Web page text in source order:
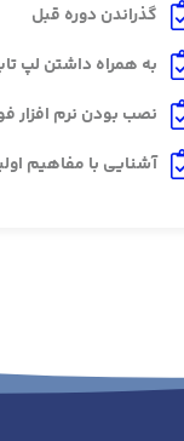
گذراندن دوره قبل
به همراه داشتن لپ
نصب بودن نرم افزار
آشنایی با مفاهیم